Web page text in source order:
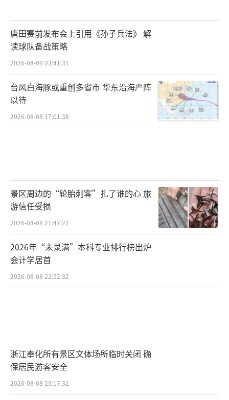
唐田赛前发布会上引用《孙子兵法》 解
读球队备战策略
2026-08-09 03:41:31
台风白海豚或重创多省市 华东沿海严阵
以待
2026-08-08 17:01:38
景区周边的“轮胎刺客”扎了谁的心 旅
游信任受损
2026-08-08 21:47:22
2026年“未录满”本科专业排行榜出炉
会计学居首
2026-08-08 22:52:32
浙江奉化所有景区文体场所临时关闭 确
保居民游客安全
2026-08-08 23:17:32